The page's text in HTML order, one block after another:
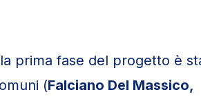
prima fase del progetto è
(Falciano Del Massico,